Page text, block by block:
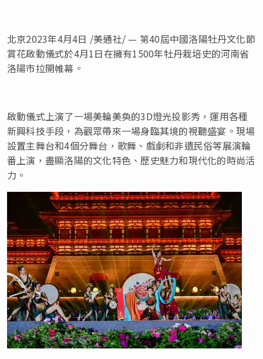
北京2023年4月4日 /美通社/ — 第40屆中國洛陽牡丹文化節
賞花啟動儀式於4月1日在擁有1500年牡丹栽培史的河南省
洛陽市拉開帷幕。
啟動儀式上演了一場美輪美奐的3D燈光投影秀，運用各種
新興科技手段，為觀眾帶來一場身臨其境的視聽盛宴。現場
設置主舞台和4個分舞台，歌舞、戲劇和非遺民俗等展演輪
番上演，盡顯洛陽的文化特色、歷史魅力和現代化的時尚活
力。